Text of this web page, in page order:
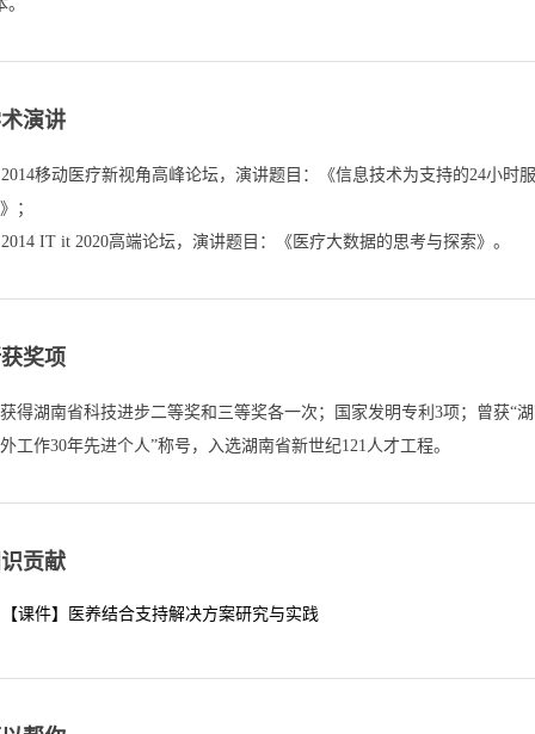
。
演讲
移动医疗新视角高峰论坛，演讲题目：《信息技术为支持的24小时服
；
奖项
得湖南省科技进步二等奖和三等奖各一次；国家发明专利3项；曾获“
工作30年先进个人”称号，入选湖南省新世纪121人才工程。
贡献
【课件】医养结合支持解决方案研究与实践